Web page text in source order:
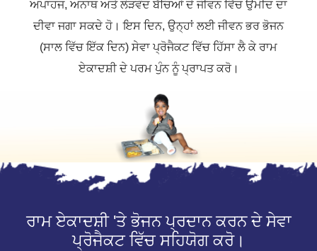
ਅਪਾਹਜ, ਅਨਾਥ ਅਤੇ ਲੋੜਵੰਦ ਬੱਚਿਆਂ ਦੇ ਜੀਵਨ ਵਿੱਚ ਉਮੀਦ ਦਾ
ਦੀਵਾ ਜਗਾ ਸਕਦੇ ਹੋ। ਇਸ ਦਿਨ, ਉਨ੍ਹਾਂ ਲਈ ਜੀਵਨ ਭਰ ਭੋਜਨ
(ਸਾਲ ਵਿੱਚ ਇੱਕ ਦਿਨ) ਸੇਵਾ ਪ੍ਰੋਜੈਕਟ ਵਿੱਚ ਹਿੱਸਾ ਲੈ ਕੇ ਰਾਮ
ਏਕਾਦਸ਼ੀ ਦੇ ਪਰਮ ਪੁੰਨ ਨੂੰ ਪ੍ਰਾਪਤ ਕਰੋ।
ਰਾਮ ਏਕਾਦਸ਼ੀ 'ਤੇ ਭੋਜਨ ਪ੍ਰਦਾਨ ਕਰਨ ਦੇ ਸੇਵਾ
ਪ੍ਰੋਜੈਕਟ ਵਿੱਚ ਸਹਿਯੋਗ ਕਰੋ।